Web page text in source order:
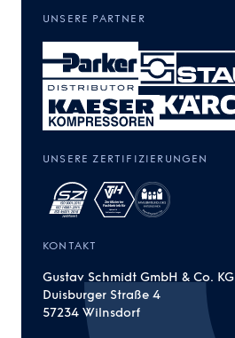
UNSERE PARTNER
UNSERE ZERTIFIZIERUNGEN
KONTAKT
Gustav Schmidt GmbH & Co. KG
Duisburger Straße 4
57234 Wilnsdorf